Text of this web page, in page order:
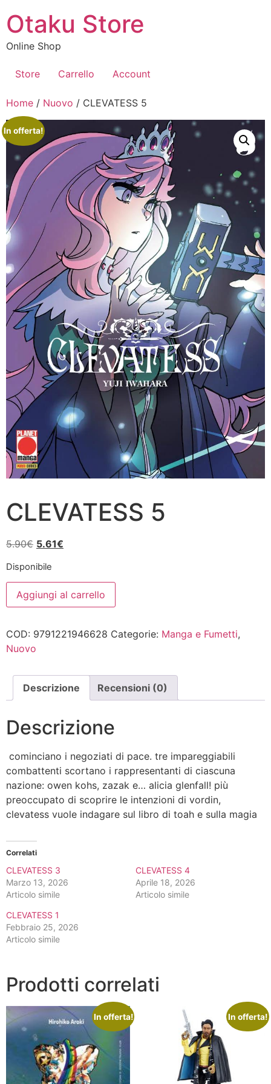
contenuto
Otaku Store
Online Shop
Store Carrello Account
Home / Nuovo / CLEVATESS 5
In offerta!
CLEVATESS 5
5.90€ Il
originale
5.90€.
5.61€
5.61€.
Disponibile
CLEVATESS
quantità
Aggiungi al carrello
COD: 9791221946628 Categorie: Manga e Fumetti,
Nuovo
Descrizione Recensioni (0)
Descrizione
cominciano i negoziati di pace. tre impareggiabili
combattenti scortano i rappresentanti di ciascuna
nazione: owen kohs, zazak e… alicia glenfall! più
preoccupato di scoprire le intenzioni di vordin,
clevatess vuole indagare sul libro di toah e sulla magia
Correlati
CLEVATESS 3
Marzo 13, 2026
Articolo simile
CLEVATESS 4
Aprile 18, 2026
Articolo simile
CLEVATESS 1
Febbraio 25, 2026
Articolo simile
Prodotti correlati
In offerta! In offerta!